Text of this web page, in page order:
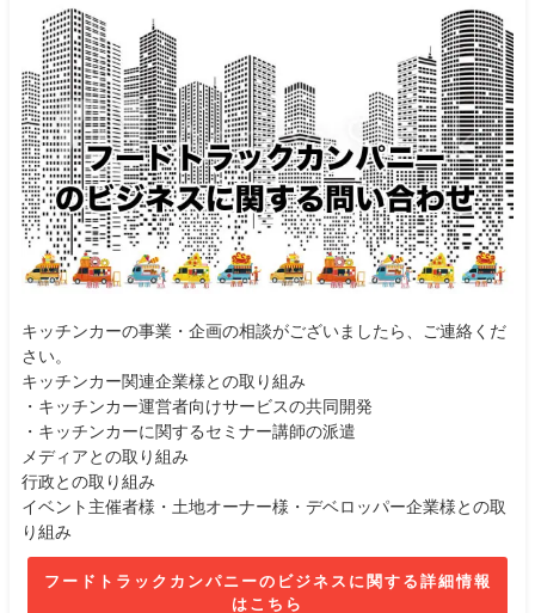
キッチンカーの事業・企画の相談がございましたら、ご連絡くだ
さい。
キッチンカー関連企業様との取り組み
・キッチンカー運営者向けサービスの共同開発
・キッチンカーに関するセミナー講師の派遣
メディアとの取り組み
行政との取り組み
イベント主催者様・土地オーナー様・デベロッパー企業様との取
り組み
フードトラックカンパニーのビジネスに関する詳細情報
はこちら